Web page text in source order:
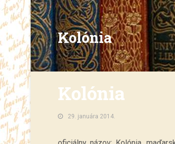
Kolónia
Kolónia
29. januára 2014.